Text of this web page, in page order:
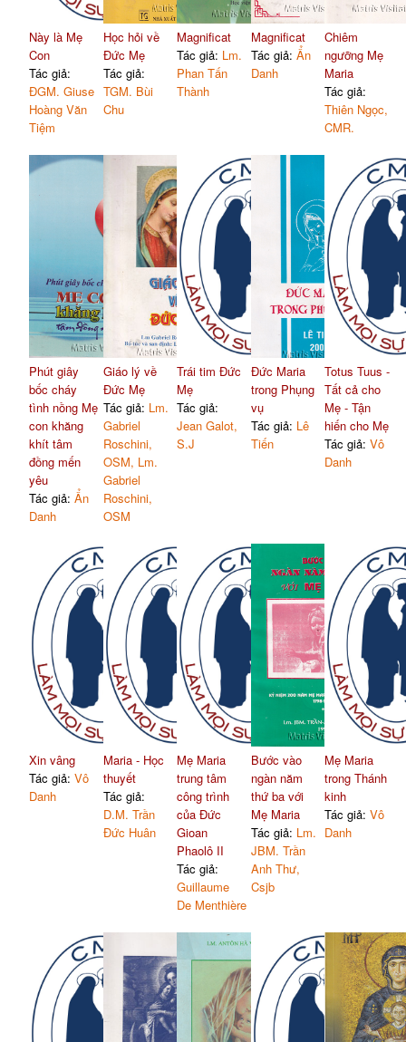
Này là Mẹ
Con
Tác giả:
ĐGM. Giuse
Hoàng Văn
Tiệm
Học hỏi về
Đức Mẹ
Tác giả:
TGM. Bùi
Chu
Magnificat
Tác giả: Lm.
Phan Tấn
Thành
Magnificat
Tác giả: Ẩn
Danh
Chiêm
ngưỡng Mẹ
Maria
Tác giả:
Thiên Ngọc,
CMR.
Phút giây
bốc cháy
tình nồng Mẹ
con khăng
khít tâm
đồng mến
yêu
Tác giả:Ẩn
Danh
Giáo lý về
Đức Mẹ
Tác giả: Lm.
Gabriel
Roschini,
OSM, Lm.
Gabriel
Roschini,
OSM
Trái tim Đức
Mẹ
Tác giả:
Jean Galot,
S.J
Đức Maria
trong Phụng
vụ
Tác giả: Lê
Tiến
Totus Tuus -
Tất cả cho
Mẹ - Tận
hiến cho Mẹ
Tác giả:Vô
Danh
Xin vâng
Tác giả:Vô
Danh
Maria - Học
thuyết
Tác giả:
D.M. Trần
Đức Huân
Mẹ Maria
trung tâm
công trình
của Đức
Gioan
Phaolô II
Tác giả:
Guillaume
De Menthière
Bước vào
ngàn năm
thứ ba với
Mẹ Maria
Tác giả: Lm.
JBM. Trần
Anh Thư,
Csjb
Mẹ Maria
trong Thánh
kinh
Tác giả:Vô
Danh